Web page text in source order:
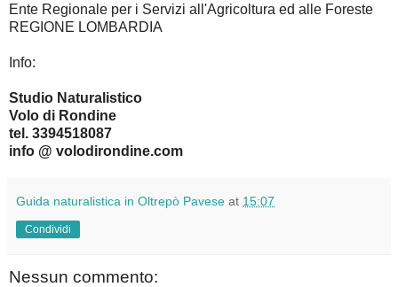
Ente Regionale per i Servizi all'Agricoltura ed alle Foreste
REGIONE LOMBARDIA
Info:
Studio Naturalistico
Volo di Rondine
tel. 3394518087
info @ volodirondine.com
Guida naturalistica in Oltrepò Pavese at 15:07
Condividi
Nessun commento: